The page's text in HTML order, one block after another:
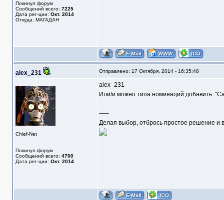
Покинул форум
Сообщений всего: 7225
Дата рег-ции: Окт. 2014
Откуда: МАГАДАН
alex_231 Отправлено: 17 Октября, 2014 - 16:35:48
Chief-Net
Покинул форум
Сообщений всего: 4700
Дата рег-ции: Окт. 2014
alex_231
Или/и можно типа номинаций добавить:
-----
Делая выбор, отбрось простое решение и